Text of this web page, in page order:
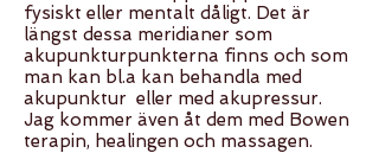
fysiskt eller mentalt dåligt. Det är
längst dessa meridianer som
akupunkturpunkterna finns och som
man kan bl.a kan behandla med
akupunktur eller med akupressur.
Jag kommer även åt dem med Bowen
terapin, healingen och massagen.